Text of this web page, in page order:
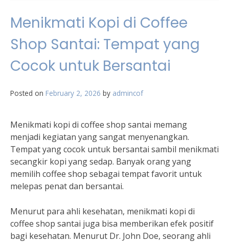
Menikmati Kopi di Coffee
Shop Santai: Tempat yang
Cocok untuk Bersantai
Posted on February 2, 2026 by admincof
Menikmati kopi di coffee shop santai memang
menjadi kegiatan yang sangat menyenangkan.
Tempat yang cocok untuk bersantai sambil menikmati
secangkir kopi yang sedap. Banyak orang yang
memilih coffee shop sebagai tempat favorit untuk
melepas penat dan bersantai.
Menurut para ahli kesehatan, menikmati kopi di
coffee shop santai juga bisa memberikan efek positif
bagi kesehatan. Menurut Dr. John Doe, seorang ahli